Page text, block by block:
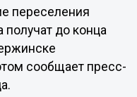
переселения
до конца
сообщает пресс-